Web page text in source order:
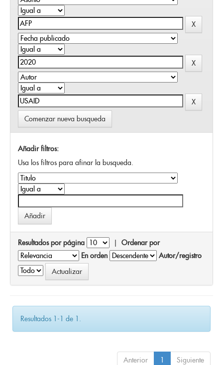
Comenzar nueva busqueda
Añadir filtros:
Usa los filtros para afinar la busqueda.
Resultados por página | Ordenar por
En orden
Autor/registro
Resultados 1-1 de 1.
Anterior 1 Siguiente